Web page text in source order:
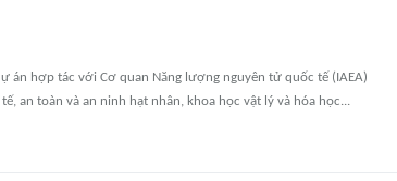
án hợp tác với Cơ quan Năng lượng nguyên tử quốc tế (IAEA)
an toàn và an ninh hạt nhân, khoa học vật lý và hóa học...